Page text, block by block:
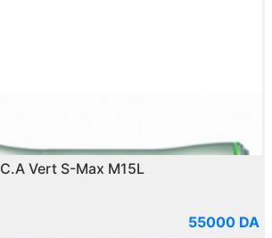
C.A Vert S-Max M15L
55000 DA